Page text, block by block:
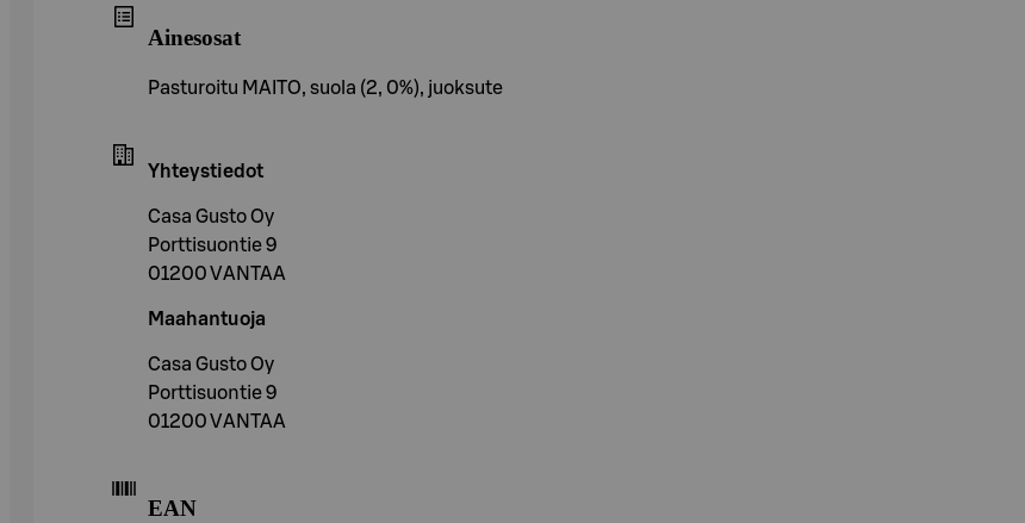
Ainesosat
Pasturoitu MAITO, suola (2, 0%), juoksute
Yhteystiedot
Casa Gusto Oy
Porttisuontie 9
01200 VANTAA
Maahantuoja
Casa Gusto Oy
Porttisuontie 9
01200 VANTAA
EAN